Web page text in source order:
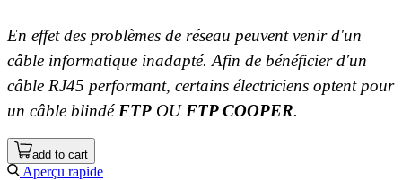
En effet des problèmes de réseau peuvent venir d'un
câble informatique inadapté. Afin de bénéficier d'un
câble RJ45 performant, certains électriciens optent pour
un câble blindé FTP OU FTP COOPER.
add to cart
Aperçu rapide